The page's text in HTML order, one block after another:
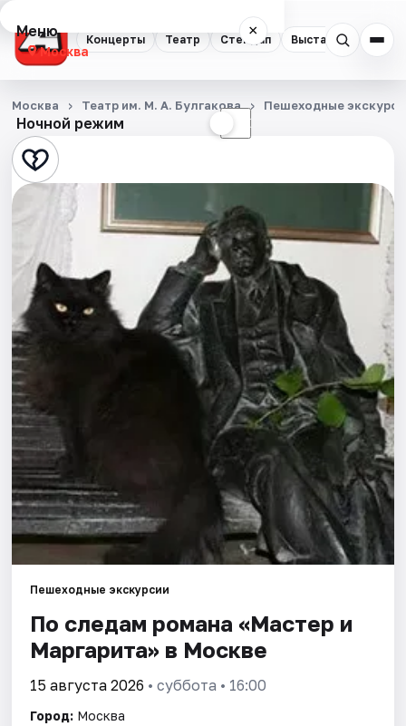
Концерты Театр Стендап Выставки
Меню ×
Москва
Концерты
Театр
Стендап
Выставки
Квесты
Экскурсии
Спорт
События
Города
Площадки
Артисты
Ночной режим ☾
Москва Театр им. М. А. Булгакова Пешеходные
Пешеходные экскурсии
По следам романа «Мастер и
Маргарита» в Москве
15 августа 2026 • суббота • 16:00
Город: Москва